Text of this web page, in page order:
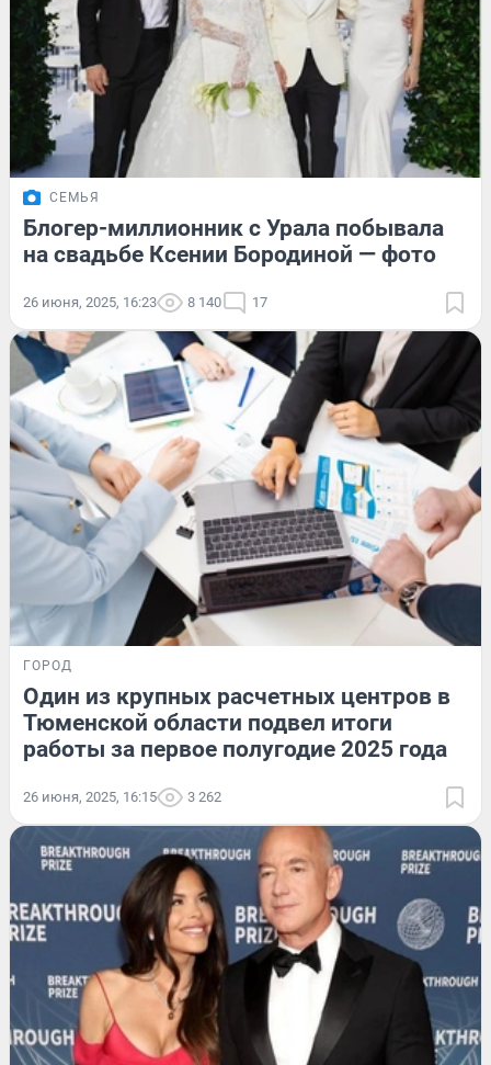
СЕМЬЯ
Блогер-миллионник с Урала побывала
на свадьбе Ксении Бородиной — фото
26 июня, 2025, 16:23 8 140 17
ГОРОД
Один из крупных расчетных центров в
Тюменской области подвел итоги
работы за первое полугодие 2025 года
26 июня, 2025, 16:15 3 262